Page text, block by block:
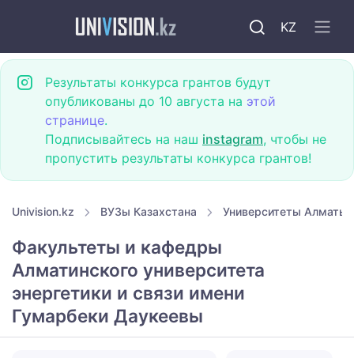
KZ
Результаты конкурса грантов будут
опубликованы до 10 августа на этой
странице.
Подписывайтесь на наш instagram, чтобы не
пропустить результаты конкурса грантов!
Univision.kz ВУЗы Казахстана Университеты Алматы
Факультеты и кафедры
Алматинского университета
энергетики и связи имени
Гумарбеки Даукеевы